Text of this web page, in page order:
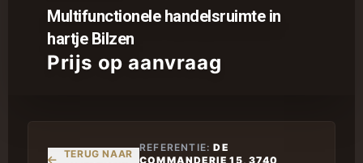
Multifunctionele handelsruimte in
hartje Bilzen
Prijs op aanvraag
TERUG NAAR
REFERENTIE:DE
COMMANDERIE 15, 3740